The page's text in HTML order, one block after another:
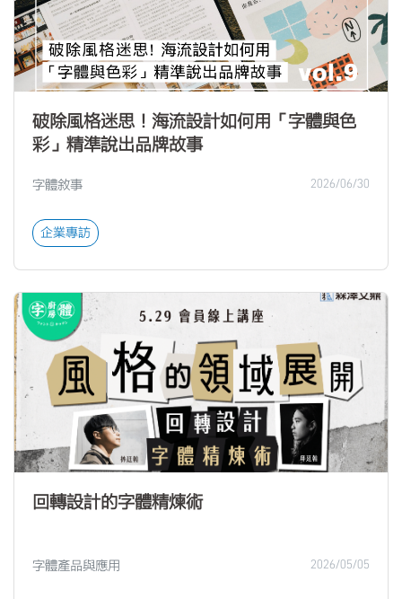
破除風格迷思！海流設計如何用「字體與色
彩」精準說出品牌故事
字體敘事 2026/06/30
企業專訪
回轉設計的字體精煉術
字體產品與應用 2026/05/05